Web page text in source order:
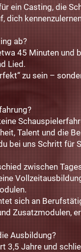
ein Casting, die
dich
ab?
45 Minuten und
Lied.
zu sein –
Talent und die
bei uns Schritt für
zwischen
sich an
Zusatzmodulen,
Ausbildung?
3,5 Jahre und